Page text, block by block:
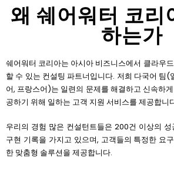
왜 쉐어워터 코리
하는가
쉐어워터 코리아는 아시아 비즈니스에서 클라우
할 수 있는 컨설팅 파트너입니다. 저희 다국어 팀(
어, 프랑스어)는 일련의 문제를 해결하고 신속하
공하기 위해 일하는 고객 지원 서비스를 제공합니
우리의 경험 많은 컨설턴트들은 200건 이상의
구현 기록을 가지고 있으며, 고객들의 특정한 요
한 맞춤형 솔루션을 제공합니다.